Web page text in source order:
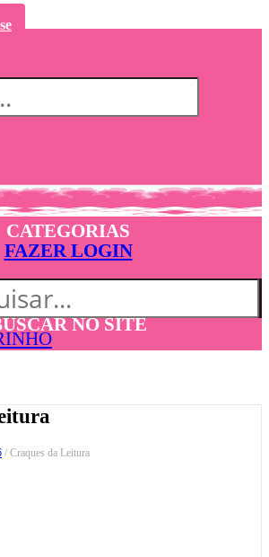
CATEGORIAS
FAZER LOGIN
NO SITE
/ Craques da Leitura